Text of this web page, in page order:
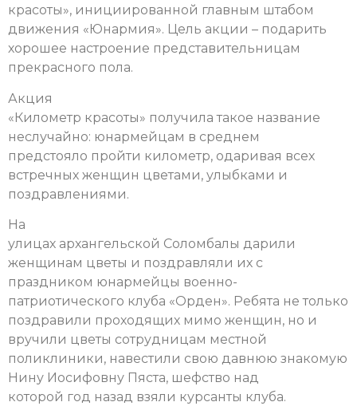
красоты», инициированной главным штабом
движения «Юнармия». Цель акции – подарить
хорошее настроение представительницам
прекрасного пола.
Акция
«Километр красоты» получила такое название
неслучайно: юнармейцам в среднем
предстояло пройти километр, одаривая всех
встречных женщин цветами, улыбками и
поздравлениями.
На
улицах архангельской Соломбалы дарили
женщинам цветы и поздравляли их с
праздником юнармейцы военно-
патриотического клуба «Орден». Ребята не только
поздравили проходящих мимо женщин, но и
вручили цветы сотрудницам местной
поликлиники, навестили свою давнюю знакомую
Нину Иосифовну Пяста, шефство над
которой год назад взяли курсанты клуба.